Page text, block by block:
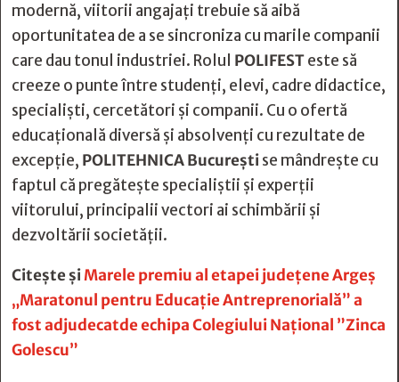
modernă, viitorii angajați trebuie să aibă
oportunitatea de a se sincroniza cu marile companii
care dau tonul industriei. Rolul POLIFESTeste să
creeze o punte între studenți, elevi, cadre didactice,
specialiști, cercetători și companii. Cu o ofertă
educațională diversă și absolvenți cu rezultate de
excepție, POLITEHNICA Bucureștise mândrește cu
faptul că pregătește specialiștii și experții
viitorului, principalii vectori ai schimbării și
dezvoltării societății.
Citește șiMarele premiu al etapei judeţene Argeş
„Maratonul pentru Educaţie Antreprenorială” a
fost adjudecatde echipa Colegiului Naţional ”Zinca
Golescu”